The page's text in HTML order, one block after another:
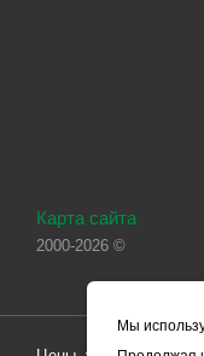
Карта сайта
2000-2026 ©
Мы